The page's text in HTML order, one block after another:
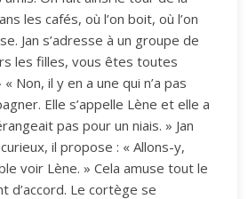
les cafés, où l’on boit, où l’on
Jan s’adresse à un groupe de
les filles, vous êtes toutes
Non, il y en a une qui n’a pas
Elle s’appelle Lène et elle a
pas pour un niais. » Jan
il propose : « Allons-y,
voir Lène. » Cela amuse tout le
d’accord. Le cortège se